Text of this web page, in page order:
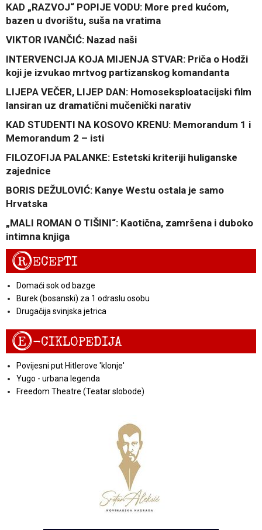
KAD „RAZVOJ“ POPIJE VODU: More pred kućom,
bazen u dvorištu, suša na vratima
VIKTOR IVANČIĆ: Nazad naši
INTERVENCIJA KOJA MIJENJA STVAR: Priča o Hodži
koji je izvukao mrtvog partizanskog komandanta
LIJEPA VEČER, LIJEP DAN: Homoseksploatacijski film
lansiran uz dramatični mučenički narativ
KAD STUDENTI NA KOSOVO KRENU: Memorandum 1 i
Memorandum 2 – isti
FILOZOFIJA PALANKE: Estetski kriteriji huliganske
zajednice
BORIS DEŽULOVIĆ: Kanye Westu ostala je samo
Hrvatska
„MALI ROMAN O TIŠINI“: Kaotična, zamršena i duboko
intimna knjiga
RECEPTI
Domaći sok od bazge
Burek (bosanski) za 1 odraslu osobu
Drugačija svinjska jetrica
E-CIKLOPEDIJA
Povijesni put Hitlerove 'klonje'
Yugo - urbana legenda
Freedom Theatre (Teatar slobode)